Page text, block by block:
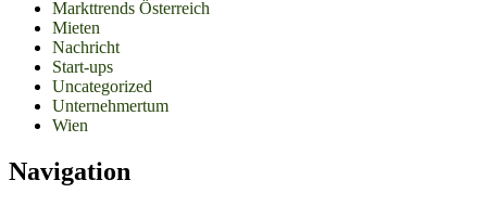
Markttrends Österreich
Mieten
Nachricht
Start-ups
Uncategorized
Unternehmertum
Wien
Navigation